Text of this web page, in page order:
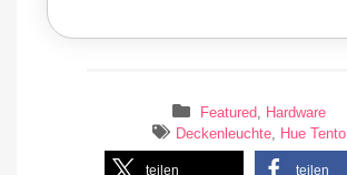
Featured, Hardware
Deckenleuchte, Hue Tento
teilen teilen